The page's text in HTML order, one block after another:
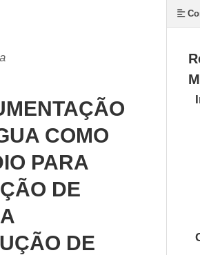
COMO
PARA
DE
DE